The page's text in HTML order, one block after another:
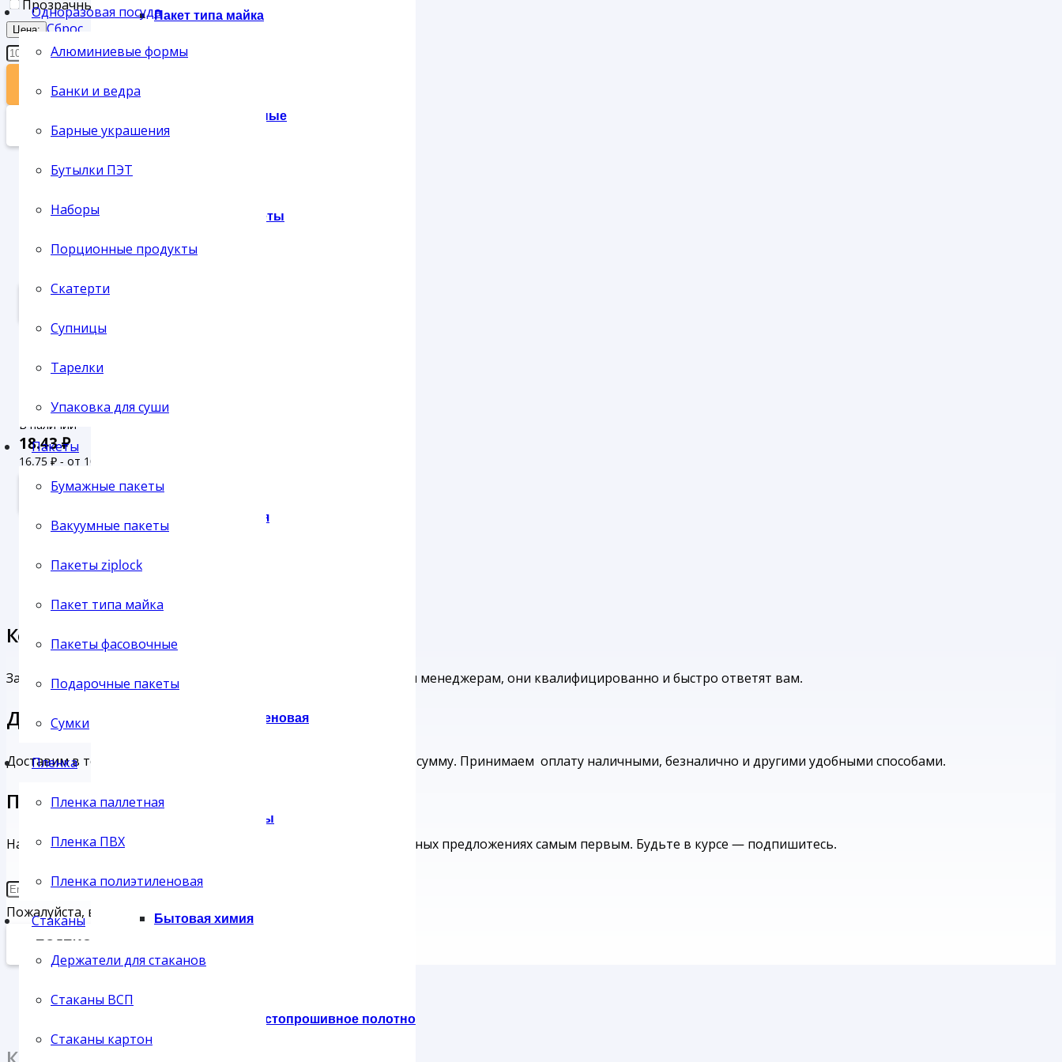
Пакет типа майка
Пакеты фасовочные
Подарочные пакеты
Пленка упаковочная
Пленка паллетная
Пленка ПВХ
Пленка полиэтиленовая
Хозяйственные товары
Бытовая химия
Вафельное и холстопрошивное полотно
Одноразовая посуда
Алюминиевые формы
Банки и ведра
Барные украшения
Бутылки ПЭТ
Наборы
Порционные продукты
Скатерти
Супницы
Тарелки
Упаковка для суши
Пакеты
Бумажные пакеты
Вакуумные пакеты
Пакеты ziplock
Пакет типа майка
Пакеты фасовочные
Подарочные пакеты
Сумки
Пленка
Пленка паллетная
Пленка ПВХ
Пленка полиэтиленовая
Стаканы
Держатели для стаканов
Стаканы ВСП
Стаканы картон
Прозрачный
Цена: Сброс
ПРИМЕНИТЬ
ФИЛЬТР
23.60₽
19.5₽ - от 50.000 рублей
В КОРЗИНУ
ЧАШКА РОМБ 95 МЛ (500) прозрачная
В наличии
18.43₽
16.75 ₽ - от 10.000 рублей
В КОРЗИНУ
Консультация
Задавайте любые вопросы про упаковку и другие товары нашим менеджерам, они квалифицированно и быстро ответят вам.
Доставка и Оплата
Доставим в тот же день. Бесплатно при заказе на минимальную сумму. Принимаем оплату наличными, безналично и другими удобными способами.
Подписаться на новинки
Наша рассылка ненавязчиво поможет вам узнать о новых выгодных предложениях самым первым. Будьте в курсе — подпишитесь.
Пожалуйста, введите корректный адрес email.
ПОДПИСАТЬСЯ